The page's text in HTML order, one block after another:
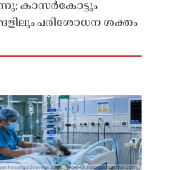
കാസർകോട്ടും
പരിശോധന ശക്തം